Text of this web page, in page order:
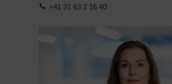
+41 31 63 2 16 40